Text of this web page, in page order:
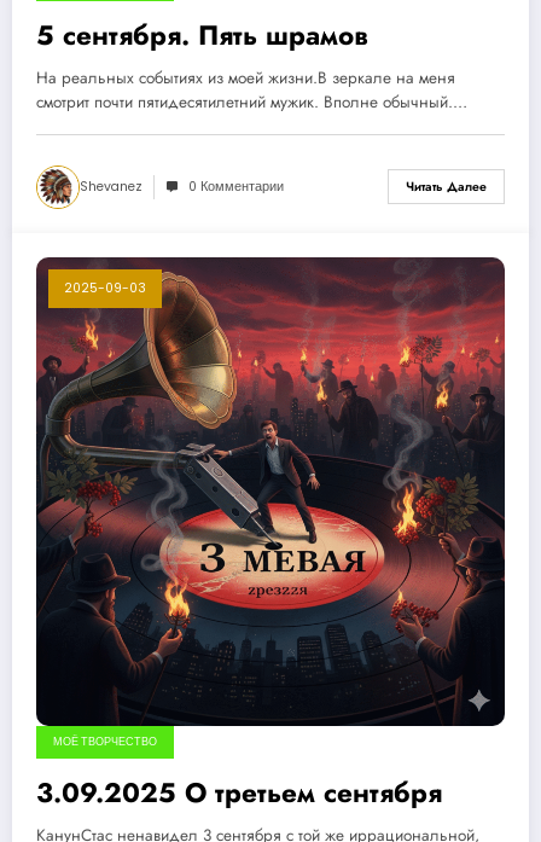
5 сентября. Пять шрамов
На реальных событиях из моей жизни.В зеркале на меня
смотрит почти пятидесятилетний мужик. Вполне обычный.…
Shevanez 0 Комментарии Читать Далее
2025-09-03
МОЁ ТВОРЧЕСТВО
3.09.2025 О третьем сентября
КанунСтас ненавидел 3 сентября с той же иррациональной,